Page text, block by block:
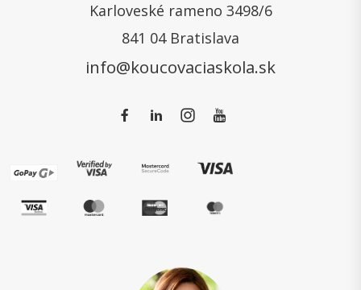
Karloveské rameno 3498/6
841 04 Bratislava
info@koucovaciaskola.sk